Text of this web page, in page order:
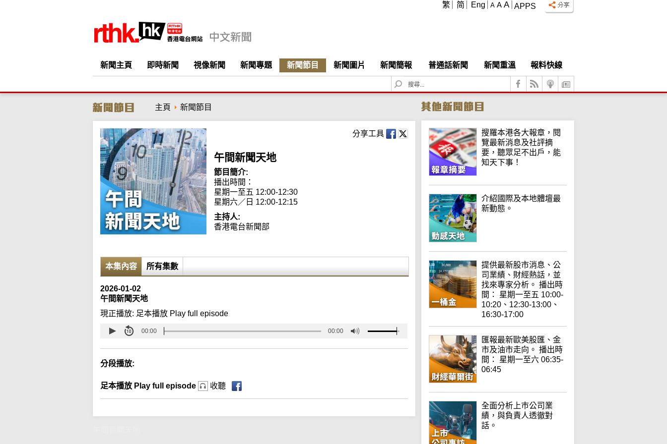
APPS
A A A
繁 简 Eng
新聞主頁 即時新聞 視像新聞 新聞專題 新聞節目 新聞圖片 新聞簡報 普通話新聞 新聞重溫
報料快線
S
e
c
h
主頁 新聞節目
分享工具
午間新聞天地
節目簡介:
播出時間：
星期一至五 12:00-12:30
星期六／日 12:00-12:15
主持人:
香港電台新聞部
本集內容 所有集數
2026-01-02
午間新聞天地
現正播放: 足本播放 Play full episode
00:00 00:00
分段播放:
足本播放 Play full episode 收聽
搜羅本港各大報章，閱
覽最新消息及社評摘
要，聽眾足不出戶，能
知天下事！
介紹國際及本地體壇最
新動態。
提供最新股市消息、公
司業績、財經熱話，並
找來專家分析。 播出時
間： 星期一至五 10:00-
10:20、12:30-13:00、
16:30-17:00
匯報最新歐美股匯、金
市及油市走向。 播出時
間： 星期一至六 06:35-
06:45
全面分析上巿公司業
績，與負責人透徹對
話。